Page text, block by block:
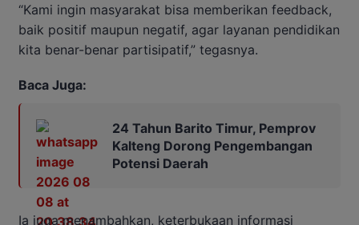
“Kami ingin masyarakat bisa memberikan feedback,
baik positif maupun negatif, agar layanan pendidikan
kita benar-benar partisipatif,” tegasnya.
Baca Juga:
24 Tahun Barito Timur, Pemprov
Kalteng Dorong Pengembangan
Potensi Daerah
Ia juga menambahkan, keterbukaan informasi